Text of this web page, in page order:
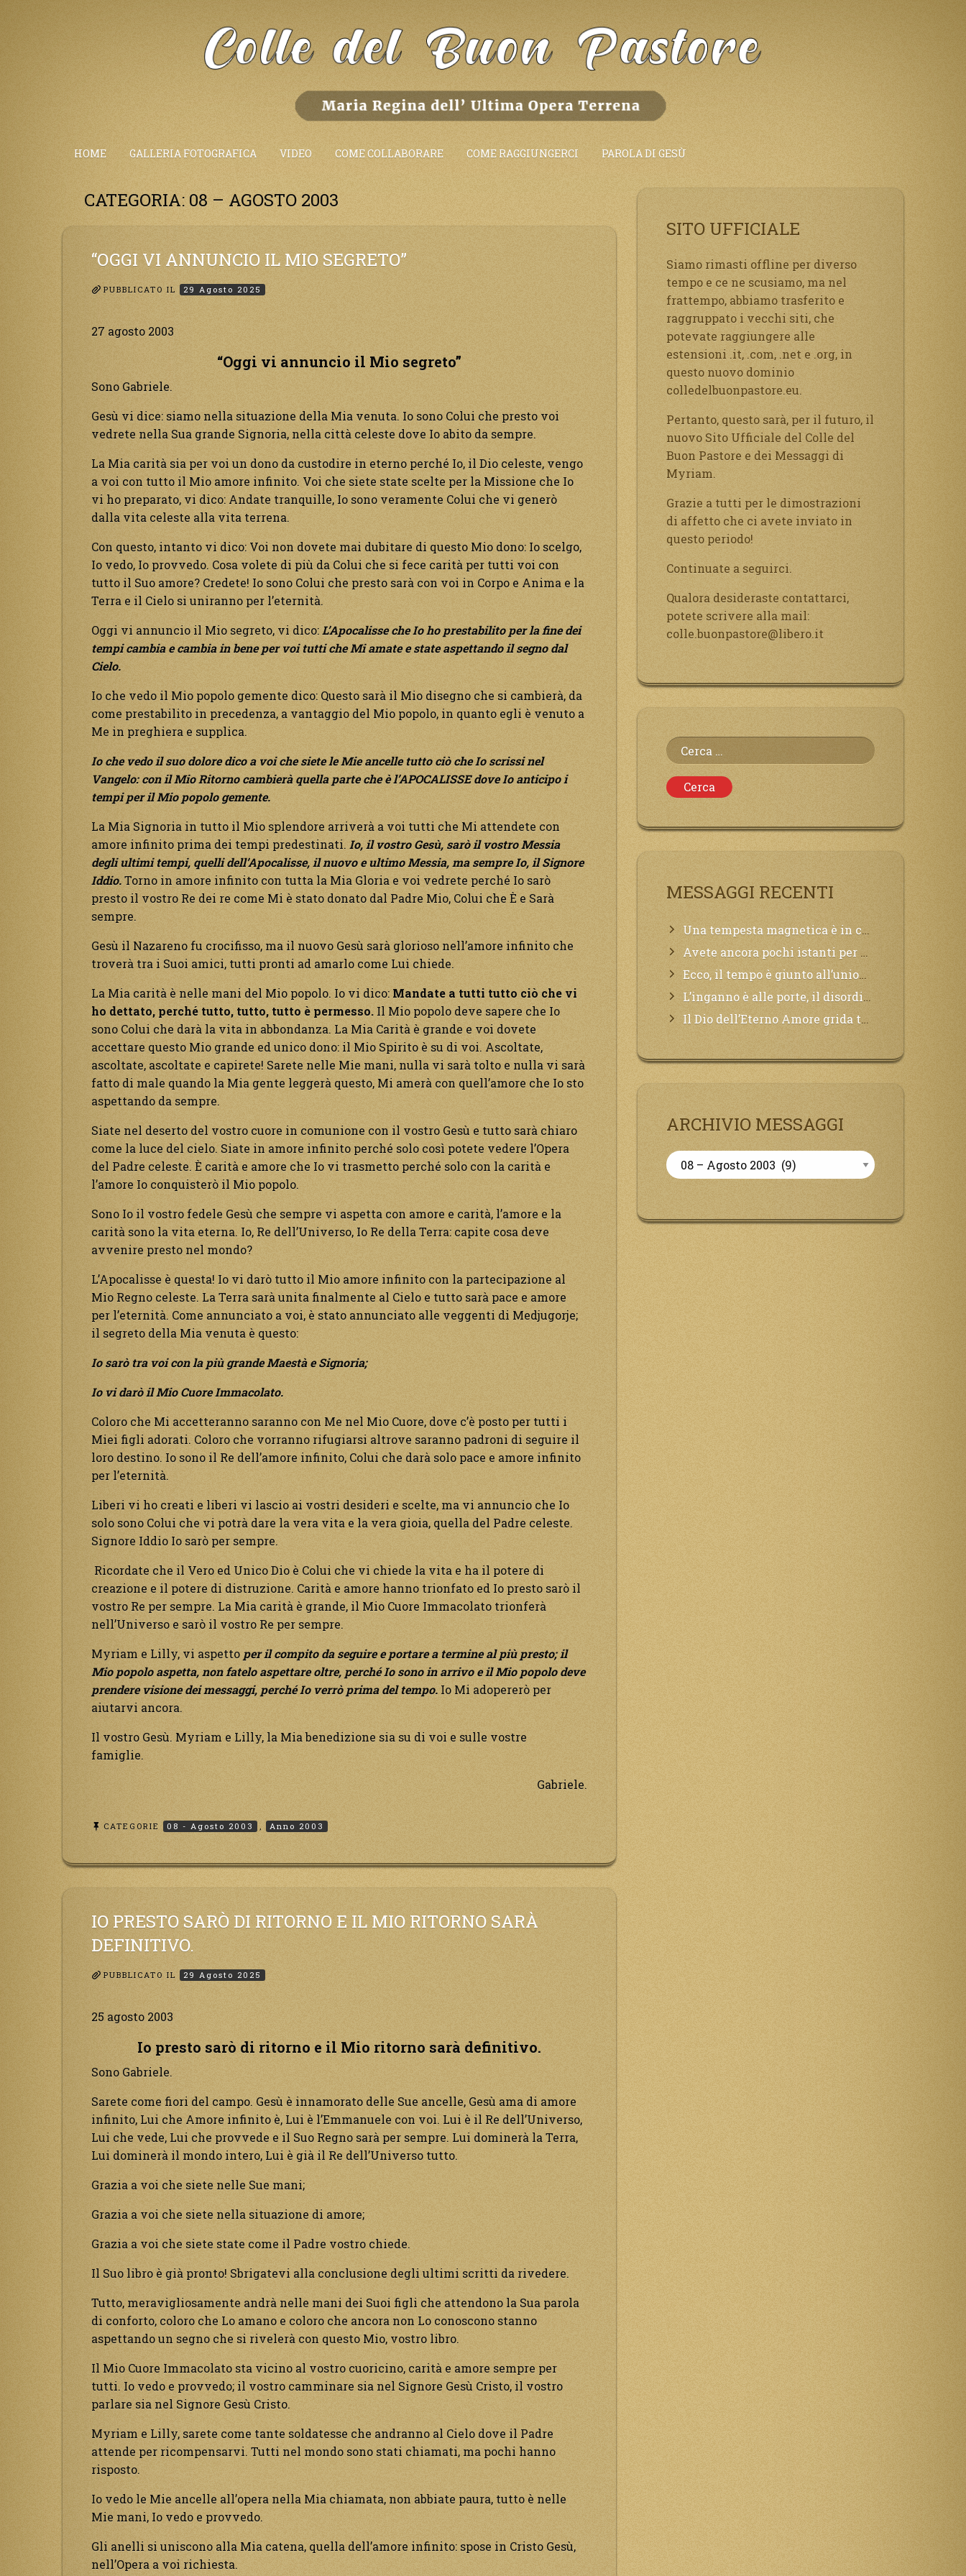
HOME GALLERIA FOTOGRAFICA VIDEO COME COLLABORARE COME RAGGIUNGERCI PAROLA DI GESÙ
CATEGORIA: 08 – AGOSTO 2003
“OGGI VI ANNUNCIO IL MIO SEGRETO”
PUBBLICATO IL 29 Agosto 2025
27 agosto 2003
“Oggi vi annuncio il Mio segreto”
Sono Gabriele.
Gesù vi dice: siamo nella situazione della Mia venuta. Io sono Colui che presto voi
vedrete nella Sua grande Signoria, nella città celeste dove Io abito da sempre.
La Mia carità sia per voi un dono da custodire in eterno perché Io, il Dio celeste, vengo
a voi con tutto il Mio amore infinito. Voi che siete state scelte per la Missione che Io
vi ho preparato, vi dico: Andate tranquille, Io sono veramente Colui che vi generò
dalla vita celeste alla vita terrena.
Con questo, intanto vi dico: Voi non dovete mai dubitare di questo Mio dono: Io scelgo,
Io vedo, Io provvedo. Cosa volete di più da Colui che si fece carità per tutti voi con
tutto il Suo amore? Credete! Io sono Colui che presto sarà con voi in Corpo e Anima e la
Terra e il Cielo si uniranno per l’eternità.
Oggi vi annuncio il Mio segreto, vi dico:L’Apocalisse che Io ho prestabilito per la fine dei
tempi cambia e cambia in bene per voi tutti che Mi amate e state aspettando il segno dal
Cielo.
Io che vedo il Mio popolo gemente dico: Questo sarà il Mio disegno che si cambierà, da
come prestabilito in precedenza, a vantaggio del Mio popolo, in quanto egli è venuto a
Me in preghiera e supplica.
Io che vedo il suo dolore dico a voi che siete le Mie ancelle tutto ciò che Io scrissi nel
Vangelo: con il Mio Ritorno cambierà quella parte che è l’APOCALISSE dove Io anticipo i
tempi per il Mio popolo gemente.
La Mia Signoria in tutto il Mio splendore arriverà a voi tutti che Mi attendete con
amore infinito prima dei tempi predestinati. Io, il vostro Gesù, sarò il vostro Messia
degli ultimi tempi, quelli dell’Apocalisse, il nuovo e ultimo Messia, ma sempre Io, il Signore
Iddio.Torno in amore infinito con tutta la Mia Gloria e voi vedrete perché Io sarò
presto il vostro Re dei re come Mi è stato donato dal Padre Mio, Colui che È e Sarà
sempre.
Gesù il Nazareno fu crocifisso, ma il nuovo Gesù sarà glorioso nell’amore infinito che
troverà tra i Suoi amici, tutti pronti ad amarlo come Lui chiede.
La Mia carità è nelle mani del Mio popolo. Io vi dico: Mandate a tutti tutto ciò che vi
ho dettato, perché tutto, tutto, tutto è permesso. Il Mio popolo deve sapere che Io
sono Colui che darà la vita in abbondanza. La Mia Carità è grande e voi dovete
accettare questo Mio grande ed unico dono: il Mio Spirito è su di voi. Ascoltate,
ascoltate, ascoltate e capirete! Sarete nelle Mie mani, nulla vi sarà tolto e nulla vi sarà
fatto di male quando la Mia gente leggerà questo, Mi amerà con quell’amore che Io sto
aspettando da sempre.
Siate nel deserto del vostro cuore in comunione con il vostro Gesù e tutto sarà chiaro
come la luce del cielo. Siate in amore infinito perché solo così potete vedere l’Opera
del Padre celeste. È carità e amore che Io vi trasmetto perché solo con la carità e
l’amore Io conquisterò il Mio popolo.
Sono Io il vostro fedele Gesù che sempre vi aspetta con amore e carità, l’amore e la
carità sono la vita eterna. Io, Re dell’Universo, Io Re della Terra: capite cosa deve
avvenire presto nel mondo?
L’Apocalisse è questa! Io vi darò tutto il Mio amore infinito con la partecipazione al
Mio Regno celeste. La Terra sarà unita finalmente al Cielo e tutto sarà pace e amore
per l’eternità. Come annunciato a voi, è stato annunciato alle veggenti di Medjugorje;
il segreto della Mia venuta è questo:
Io sarò tra voi con la più grande Maestà e Signoria;
Io vi darò il Mio Cuore Immacolato.
Coloro che Mi accetteranno saranno con Me nel Mio Cuore, dove c’è posto per tutti i
Miei figli adorati. Coloro che vorranno rifugiarsi altrove saranno padroni di seguire il
loro destino. Io sono il Re dell’amore infinito, Colui che darà solo pace e amore infinito
per l’eternità.
Liberi vi ho creati e liberi vi lascio ai vostri desideri e scelte, ma vi annuncio che Io
solo sono Colui che vi potrà dare la vera vita e la vera gioia, quella del Padre celeste.
Signore Iddio Io sarò per sempre.
Ricordate che il Vero ed Unico Dio è Colui che vi chiede la vita e ha il potere di
creazione e il potere di distruzione. Carità e amore hanno trionfato ed Io presto sarò il
vostro Re per sempre. La Mia carità è grande, il Mio Cuore Immacolato trionferà
nell’Universo e sarò il vostro Re per sempre.
Myriam e Lilly, vi aspetto per il compito da seguire e portare a termine al più presto; il
Mio popolo aspetta, non fatelo aspettare oltre, perché Io sono in arrivo e il Mio popolo deve
prendere visione dei messaggi, perché Io verrò prima del tempo. Io Mi adopererò per
aiutarvi ancora.
Il vostro Gesù. Myriam e Lilly, la Mia benedizione sia su di voi e sulle vostre
famiglie.
Gabriele.
CATEGORIE 08 - Agosto 2003 Anno 2003
IO PRESTO SARÒ DI RITORNO E IL MIO RITORNO SARÀ
DEFINITIVO.
PUBBLICATO IL 29 Agosto 2025
25 agosto 2003
Io presto sarò di ritorno e il Mio ritorno sarà definitivo.
Sono Gabriele.
Sarete come fiori del campo. Gesù è innamorato delle Sue ancelle, Gesù ama di amore
infinito, Lui che Amore infinito è, Lui è l’Emmanuele con voi. Lui è il Re dell’Universo,
Lui che vede, Lui che provvede e il Suo Regno sarà per sempre. Lui dominerà la Terra,
Lui dominerà il mondo intero, Lui è già il Re dell’Universo tutto.
Grazia a voi che siete nelle Sue mani;
Grazia a voi che siete nella situazione di amore;
Grazia a voi che siete state come il Padre vostro chiede.
Il Suo libro è già pronto! Sbrigatevi alla conclusione degli ultimi scritti da rivedere.
Tutto, meravigliosamente andrà nelle mani dei Suoi figli che attendono la Sua parola
di conforto, coloro che Lo amano e coloro che ancora non Lo conoscono stanno
aspettando un segno che si rivelerà con questo Mio, vostro libro.
Il Mio Cuore Immacolato sta vicino al vostro cuoricino, carità e amore sempre per
tutti. Io vedo e provvedo; il vostro camminare sia nel Signore Gesù Cristo, il vostro
parlare sia nel Signore Gesù Cristo.
Myriam e Lilly, sarete come tante soldatesse che andranno al Cielo dove il Padre
attende per ricompensarvi. Tutti nel mondo sono stati chiamati, ma pochi hanno
risposto.
Io vedo le Mie ancelle all’opera nella Mia chiamata, non abbiate paura, tutto è nelle
Mie mani, Io vedo e provvedo.
Gli anelli si uniscono alla Mia catena, quella dell’amore infinito: spose in Cristo Gesù,
nell’Opera a voi richiesta.
SITO UFFICIALE
Siamo rimasti offline per diverso
tempo e ce ne scusiamo, ma nel
frattempo, abbiamo trasferito e
raggruppato i vecchi siti, che
potevate raggiungere alle
estensioni .it, .com, .net e .org, in
questo nuovo dominio
colledelbuonpastore.eu.
Pertanto, questo sarà, per il futuro, il
nuovo Sito Ufficiale del Colle del
Buon Pastore e dei Messaggi di
Myriam.
Grazie a tutti per le dimostrazioni
di affetto che ci avete inviato in
questo periodo!
Continuate a seguirci.
Qualora desideraste contattarci,
potete scrivere alla mail:
colle.buonpastore@libero.it
Ricerca
per:
MESSAGGI RECENTI
Una tempesta magnetica è in corso, questa generazione patirà. Il black out non tarderà ad arrivare e tutta la Terra sarà oscurata.
Avete ancora pochi istanti per convertirvi, non perdete tempo, la sciagura arriverà all’improvviso e per chi non si sarà preparato saranno dolori.
Ecco, il tempo è giunto all’unione del Padre con il figlio, non avete che da attendere pochissimo.
L’inganno è alle porte, il disordine degli ordinati urlerà perdono, ma sarà troppo tardi, il tradimento è stato grande!
Il Dio dell’Eterno Amore grida tutto il Suo bene per i Suoi,richiama a Sé i lontani, affinché si pentano e tornino a Lui:
ARCHIVIO MESSAGGI
Archivio
Messaggi